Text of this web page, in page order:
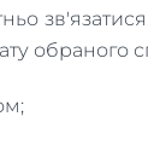
обраного